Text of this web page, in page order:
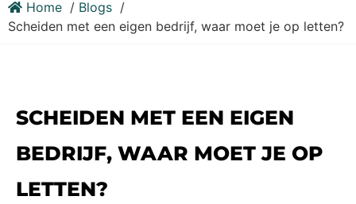
Home
Blogs
Scheiden met een eigen bedrijf, waar moet je op letten?
SCHEIDEN MET EEN EIGEN
BEDRIJF, WAAR MOET JE OP
LETTEN?